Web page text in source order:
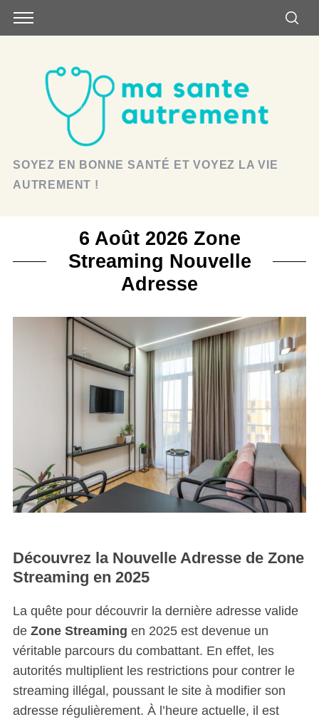
SOYEZ EN BONNE SANTÉ ET VOYEZ LA VIE
AUTREMENT !
6 Août 2026 Zone
Streaming Nouvelle
Adresse
Découvrez la Nouvelle Adresse de Zone
Streaming en 2025
La quête pour découvrir la dernière adresse valide
de Zone Streaming en 2025 est devenue un
véritable parcours du combattant. En effet, les
autorités multiplient les restrictions pour contrer le
streaming illégal, poussant le site à modifier son
adresse régulièrement. À l’heure actuelle, il est